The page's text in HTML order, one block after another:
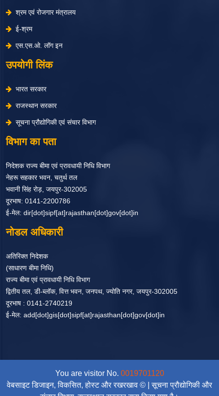
श्रम एवं रोजगार मंत्रालय
ई-श्रम
एस.एस.ओ. लॉग इन
उपयोगी लिंक
भारत सरकार
राजस्थान सरकार
सूचना प्रौद्योगिकी एवं संचार विभाग
विभाग का पता
निदेशक राज्य बीमा एवं प्रावधायी निधि विभाग
नेहरू सहकार भवन, चतुर्थ तल
भवानी सिंह रोड़, जयपुर-302005
दूरभाष: 0141-2200786
ई-मेल: dir[dot]sipf[at]rajasthan[dot]gov[dot]in
नोडल अधिकारी
अतिरिक्त निदेशक
(साधारण बीमा निधि)
राज्य बीमा एवं प्रावधायी निधि विभाग
द्वितीय तल, डी-ब्लॉक, वित्त भवन, जनपथ, ज्योति नगर, जयपुर-302005
दूरभाष : 0141-2740219
ई-मेल: add[dot]gis[dot]sipf[at]rajasthan[dot]gov[dot]in
You are visitor No. 0019701120
वेबसाइट डिजाइन, विकसित, होस्ट और रखरखाव © | सूचना प्रौद्योगिकी और